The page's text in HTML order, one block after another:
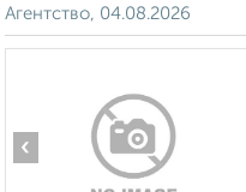
Агентство, 04.08.2026
‹